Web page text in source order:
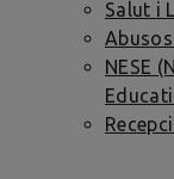
Salut i
NESE